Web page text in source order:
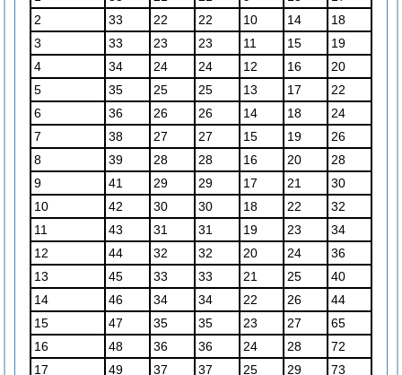
2
33 22 22 10 14
18
3
33 23 23 11 15
19
4
34 24 24 12 16
20
5
35 25 25 13 17
22
6
36 26 26 14 18
24
7
38 27 27 15 19
26
8
39 28 28 16 20
28
9
41 29 29 17 21
30
10
42 30 30 18 22
32
11
43 31 31 19 23
34
12
44 32 32 20 24
36
13
45 33 33 21 25
40
14
46 34 34 22 26
44
15
47 35 35 23 27
65
16
48 36 36 24 28
72
17
49 37 37 25 29
73